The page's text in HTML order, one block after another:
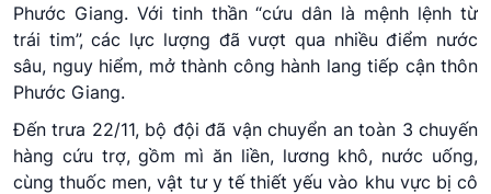
Phước Giang. Với tinh thần “cứu dân là mệnh lệnh từ
trái tim”, các lực lượng đã vượt qua nhiều điểm nước
sâu, nguy hiểm, mở thành công hành lang tiếp cận thôn
Phước Giang.
Đến trưa 22/11, bộ đội đã vận chuyển an toàn 3 chuyến
hàng cứu trợ, gồm mì ăn liền, lương khô, nước uống,
cùng thuốc men, vật tư y tế thiết yếu vào khu vực bị cô